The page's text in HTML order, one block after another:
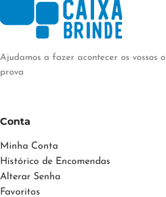
Ajudamos a fazer acontecer os vossos
prova
Conta
Minha Conta
Histórico de Encomendas
Alterar Senha
Favoritos